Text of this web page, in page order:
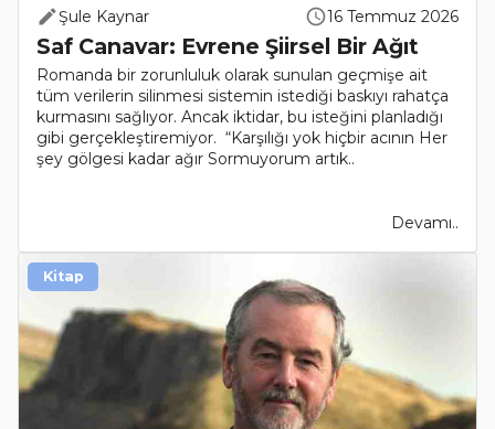
Şule Kaynar 16 Temmuz 2026
Saf Canavar: Evrene Şiirsel Bir Ağıt
Romanda bir zorunluluk olarak sunulan geçmişe ait
tüm verilerin silinmesi sistemin istediği baskıyı rahatça
kurmasını sağlıyor. Ancak iktidar, bu isteğini planladığı
gibi gerçekleştiremiyor. “Karşılığı yok hiçbir acının Her
şey gölgesi kadar ağır Sormuyorum artık..
Devamı..
Kitap